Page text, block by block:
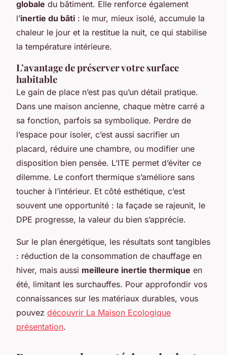
globale du bâtiment. Elle renforce également
l’inertie du bâti : le mur, mieux isolé, accumule la
chaleur le jour et la restitue la nuit, ce qui stabilise
la température intérieure.
L’avantage de préserver votre surface
habitable
Le gain de place n’est pas qu’un détail pratique.
Dans une maison ancienne, chaque mètre carré a
sa fonction, parfois sa symbolique. Perdre de
l’espace pour isoler, c’est aussi sacrifier un
placard, réduire une chambre, ou modifier une
disposition bien pensée. L’ITE permet d’éviter ce
dilemme. Le confort thermique s’améliore sans
toucher à l’intérieur. Et côté esthétique, c’est
souvent une opportunité : la façade se rajeunit, le
DPE progresse, la valeur du bien s’apprécie.
Sur le plan énergétique, les résultats sont tangibles
: réduction de la consommation de chauffage en
hiver, mais aussi meilleure inertie thermique en
été, limitant les surchauffes. Pour approfondir vos
connaissances sur les matériaux durables, vous
pouvez découvrir La Maison Ecologique
présentation.